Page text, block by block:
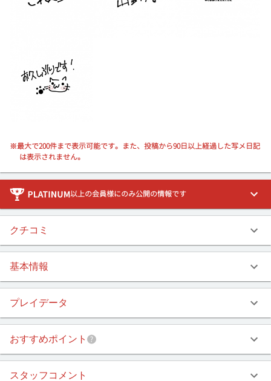
20:50
21:30
21:40
21:50
22:00
※最大で200件まで表示可能です。また、投稿から90日以上経過した写メ日記
は表示されません。
以上の会員様にのみ公開の情報です
クチコミ
基本情報
プレイデータ
おすすめポイント
スタッフコメント